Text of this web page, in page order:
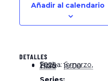
Añadir al calendario
DETALLES
Fecha:
6 marzo, 2025
Hora:
11:00 - 19:00